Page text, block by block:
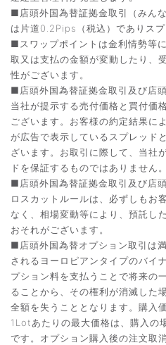
■店頭外国為替証拠金取引（みん
は片道0.2Pips（税込）でありスプ
■スワップポイントは金利情勢等
取又は支払の金額が変動したり、
性がございます。
■店頭外国為替証拠金取引及び店
当社が提示する売付価格と買付価
ございます。お客様の約定結果に
が広告で表示しているスプレッド
ざいます。お取引に際して、当社
ドを保証するものではありません。
■店頭外国為替証拠金取引及び店
ロスカットルールは、必ずしもお
なく、相場変動等により、預託し
おそれがございます。
■店頭外国為替オプション取引は
されるヨーロピアンタイプのバイ
プション料を支払うことで将来の
ることから、その権利が消滅した
全額を失うこととなります。購入
1Lotあたりの最大価格は、購入の
です。オプション購入後の注文取